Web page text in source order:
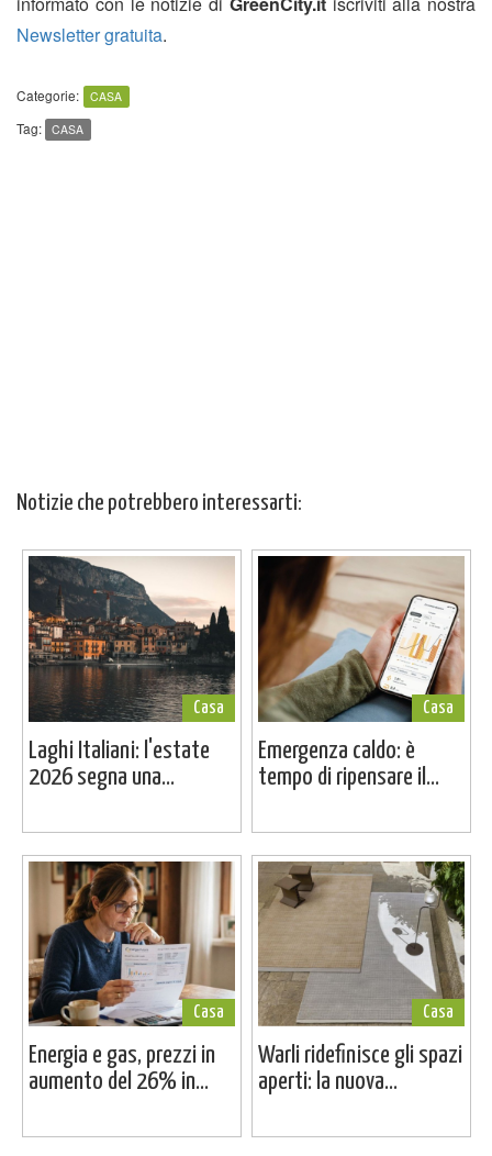
Newsletter gratuita.
Categorie: CASA
Tag: CASA
Notizie che potrebbero interessarti:
Casa
Laghi Italiani: l'estate
2026 segna una...
Casa
Emergenza caldo: è
tempo di ripensare il...
Casa
Energia e gas, prezzi in
aumento del 26% in...
Casa
Warli ridefinisce gli spazi
aperti: la nuova...